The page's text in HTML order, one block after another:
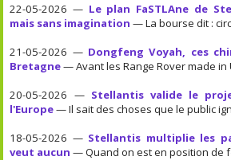
22-05-2026 — Le plan FaSTLAne de
mais sans imagination — La bourse dit :
21-05-2026 — Dongfeng Voyah, ces
Bretagne— Avant les Range Rover made in
20-05-2026 — Stellantis valide le
l'Europe— Il sait des choses que le public
18-05-2026 — Stellantis multiplie les
veut aucun — Quand on est en position de